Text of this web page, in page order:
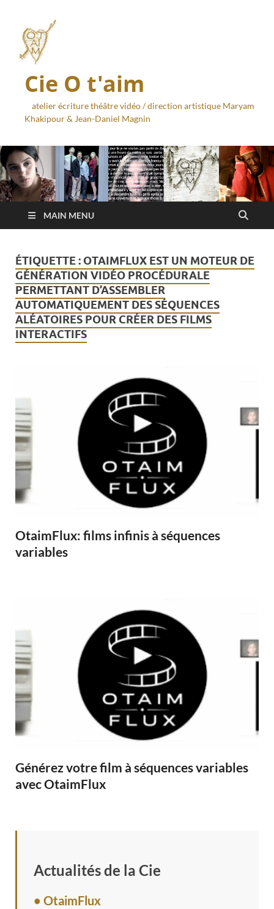
Cie O t'aim
atelier écriture théâtre vidéo / direction artistique Maryam
Khakipour & Jean-Daniel Magnin
MAIN MENU
ÉTIQUETTE : OTAIMFLUX EST UN MOTEUR DE
GÉNÉRATION VIDÉO PROCÉDURALE
PERMETTANT D’ASSEMBLER
AUTOMATIQUEMENT DES SÉQUENCES
ALÉATOIRES POUR CRÉER DES FILMS
INTERACTIFS
OtaimFlux: films infinis à séquences
variables
Générez votre film à séquences variables
avec OtaimFlux
Actualités de la Cie
• OtaimFlux